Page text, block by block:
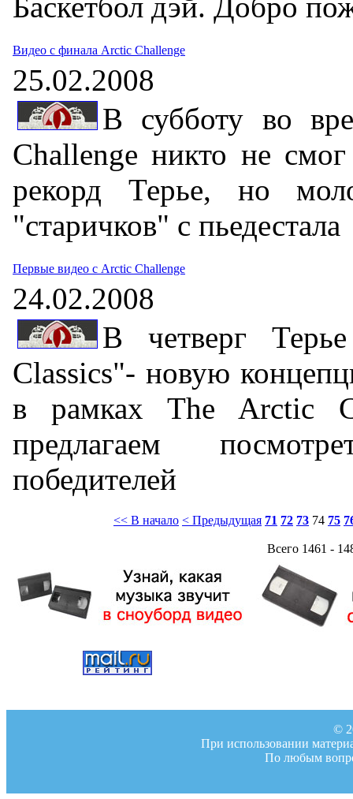
Видео с финала Arctic Challenge
25.02.2008
В субботу во
Challenge никто не
рекорд Терье, но
"старичков" с пьедестала
Первые видео с Arctic Challenge
24.02.2008
В четверг
Classics"- новую
в рамках The Arctic
предлагаем
победителей
<< В начало < Предыдущая 71 72 73 74 75
Всего 1461 -
©
При использовании
По любым